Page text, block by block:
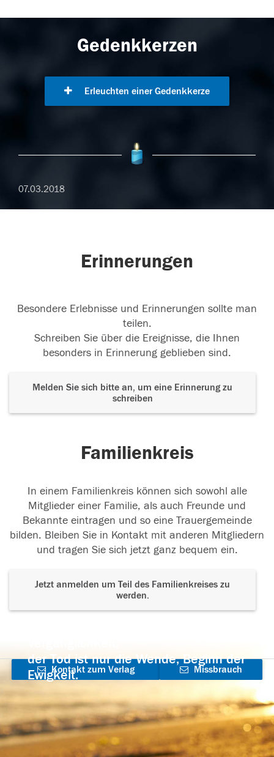
Gedenkkerzen
Erleuchten einer Gedenkkerze
07.03.2018
Erinnerungen
Besondere Erlebnisse und Erinnerungen sollte man
teilen.
Schreiben Sie über die Ereignisse, die Ihnen
besonders in Erinnerung geblieben sind.
Melden Sie sich bitte an, um eine Erinnerung zu
schreiben
Familienkreis
In einem Familienkreis können sich sowohl alle
Mitglieder einer Familie, als auch Freunde und
Bekannte eintragen und so eine Trauergemeinde
bilden. Bleiben Sie in Kontakt mit anderen Mitgliedern
und tragen Sie sich jetzt ganz bequem ein.
Jetzt anmelden um Teil des Familienkreises zu
werden.
der Tod ist nur die Wende, Beginn der
Ewigkeit.
Kontakt zum Verlag
aufnehmen
Missbrauch